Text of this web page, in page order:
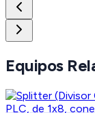
Equipos